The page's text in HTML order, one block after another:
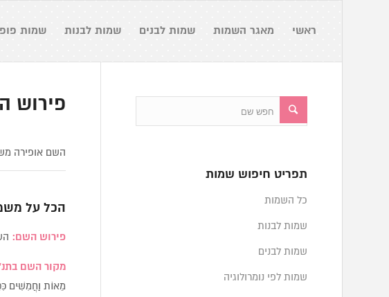
ראשי מאגר השמות שמות לבנים שמות לבנות שמות
פירוש
השם אופירה
הכל על
פירוש השם:
מקור השם
מֵאוֹת וַחֲמִשִּׁים
תפריט חיפוש שמות
כל השמות
שמות לבנות
שמות לבנים
שמות לפי נומרולוגיה